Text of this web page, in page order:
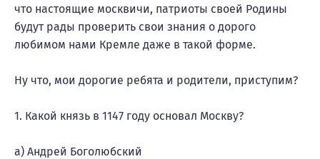
что настоящие москвичи, патриоты своей Родины
будут рады проверить свои знания о дорого
любимом нами Кремле даже в такой форме.
Ну что, мои дорогие ребята и родители, приступим?
1. Какой князь в 1147 году основал Москву?
а) Андрей Боголюбский